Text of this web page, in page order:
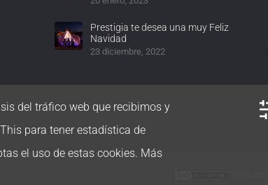
Prestigia te desea una muy Feliz
Navidad
23 diciembre, 2022
del tráfico web que recibimos y
para tener estadística de
el uso de estas cookies. Más